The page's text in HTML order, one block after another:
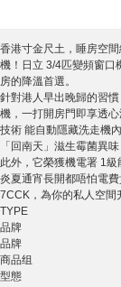
香港寸金尺土，睡房空
機！日立 3/4匹變頻窗口
房的降溫首選。
針對港人早出晚歸的習
機，一打開房門即享透
技術 能自動隱藏洗走機
「回南天」滋生霉菌異
此外，它榮獲機電署 1級
炎夏通宵長開都唔怕電
7CCK，為你的私人空間
TYPE
品牌
品牌
商品组
型態